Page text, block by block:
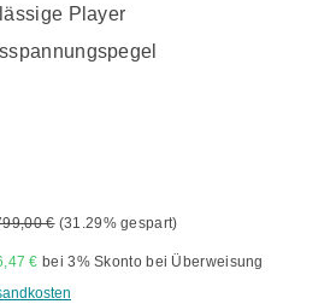
Player
€ (31.29% gespart)
€ bei 3% Skonto bei Überweisung